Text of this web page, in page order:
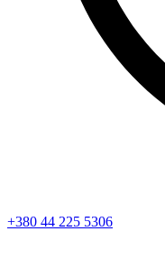
+380 44 225 5306